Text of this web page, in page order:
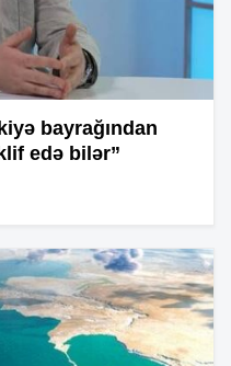
bayrağından
edə bilər”